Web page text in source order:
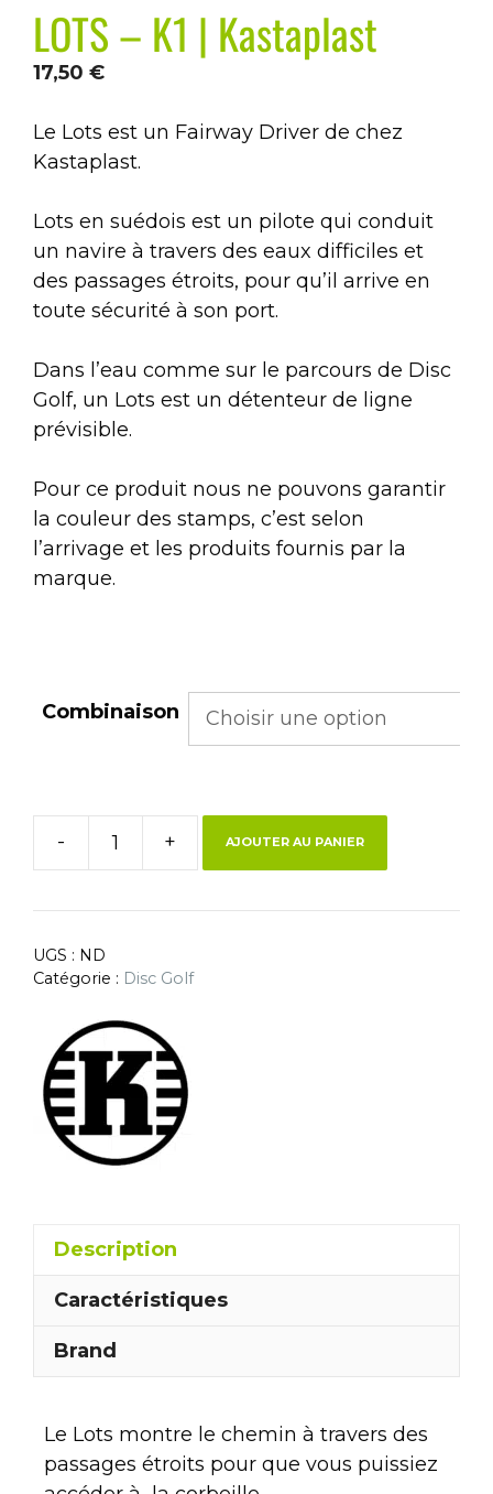
LOTS – K1 | Kastaplast
17,50 €
Le Lots est un Fairway Driver de chez
Kastaplast.
Lots en suédois est un pilote qui conduit
un navire à travers des eaux difficiles et
des passages étroits, pour qu’il arrive en
toute sécurité à son port.
Dans l’eau comme sur le parcours de Disc
Golf, un Lots est un détenteur de ligne
prévisible.
Pour ce produit nous ne pouvons garantir
la couleur des stamps, c’est selon
l’arrivage et les produits fournis par la
marque.
Combinaison
- + AJOUTER AU PANIER
UGS : ND
Catégorie : Disc Golf
Description
Caractéristiques
Brand
Le Lots montre le chemin à travers des
passages étroits pour que vous puissiez